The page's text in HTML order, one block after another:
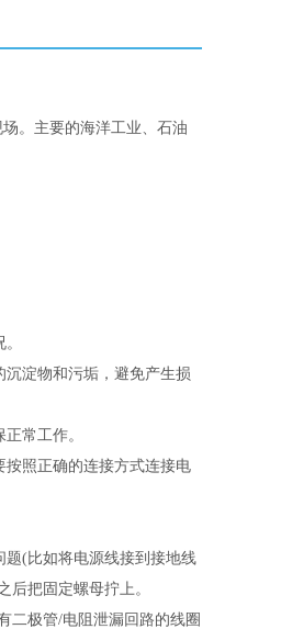
。主要的海洋工业、石油
。
淀物和污垢，避免产生损
正常工作。
按照正确的连接方式连接电
(比如将电源线接到接地线
后把固定螺母拧上。
二极管/电阻泄漏回路的线圈